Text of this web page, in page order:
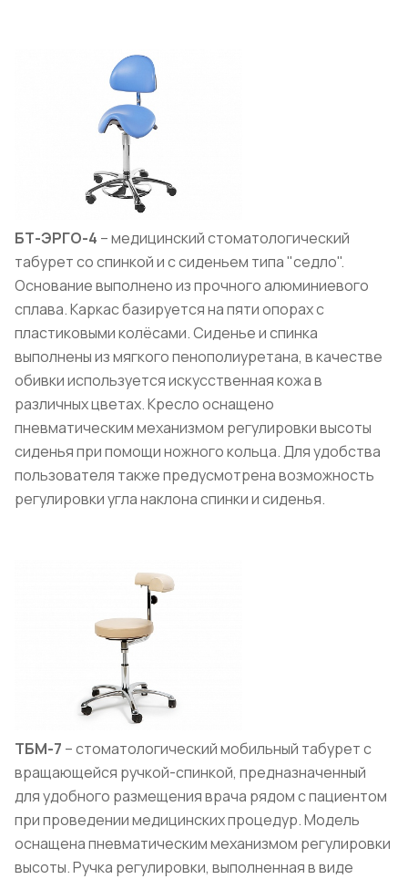
БТ-ЭРГО-4 – медицинский стоматологический
табурет со спинкой и с сиденьем типа "седло".
Основание выполнено из прочного алюминиевого
сплава. Каркас базируется на пяти опорах с
пластиковыми колёсами. Сиденье и спинка
выполнены из мягкого пенополиуретана, в качестве
обивки используется искусственная кожа в
различных цветах. Кресло оснащено
пневматическим механизмом регулировки высоты
сиденья при помощи ножного кольца. Для удобства
пользователя также предусмотрена возможность
регулировки угла наклона спинки и сиденья.
ТБМ-7 – стоматологический мобильный табурет с
вращающейся ручкой-спинкой, предназначенный
для удобного размещения врача рядом с пациентом
при проведении медицинских процедур. Модель
оснащена пневматическим механизмом регулировки
высоты. Ручка регулировки, выполненная в виде